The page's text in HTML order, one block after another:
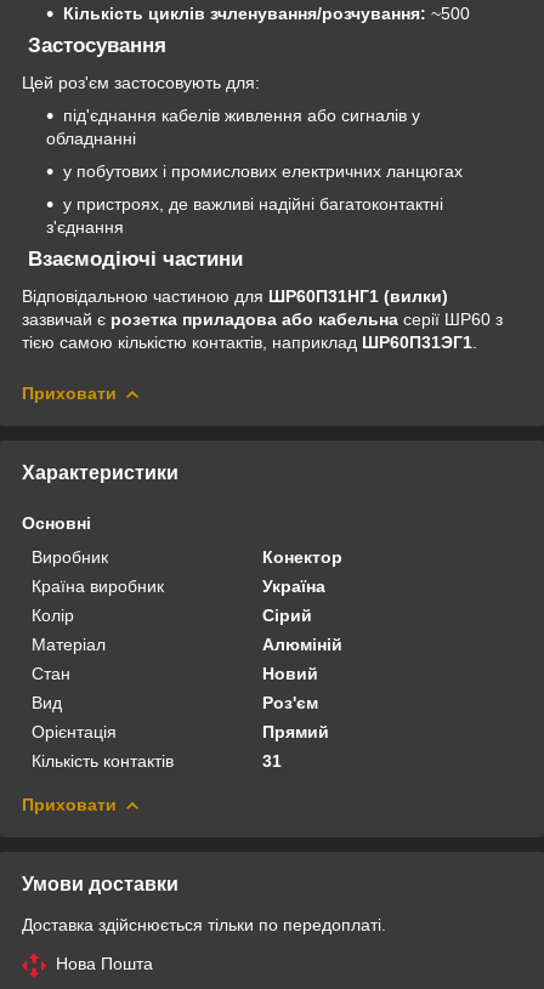
Кількість циклів зчленування/розчування: ~500
Застосування
Цей роз'єм застосовують для:
під'єднання кабелів живлення або сигналів у
обладнанні
у побутових і промислових електричних ланцюгах
у пристроях, де важливі надійні багатоконтактні
з'єднання
Взаємодіючі частини
Відповідальною частиною для ШР60П31НГ1 (вилки)
зазвичай є розетка приладова або кабельна серії ШР60 з
тією самою кількістю контактів, наприклад ШР60П31ЭГ1
Приховати
Характеристики
Основні
Виробник
Конектор
Країна виробник
Україна
Колір
Сірий
Матеріал
Алюміній
Стан
Новий
Вид
Роз'єм
Орієнтація
Прямий
Кількість контактів
31
Приховати
Умови доставки
Доставка здійснюється тільки по передоплаті.
Нова Пошта